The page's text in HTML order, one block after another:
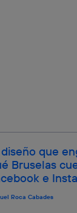
que
Bruselas
e
Roca Cabades